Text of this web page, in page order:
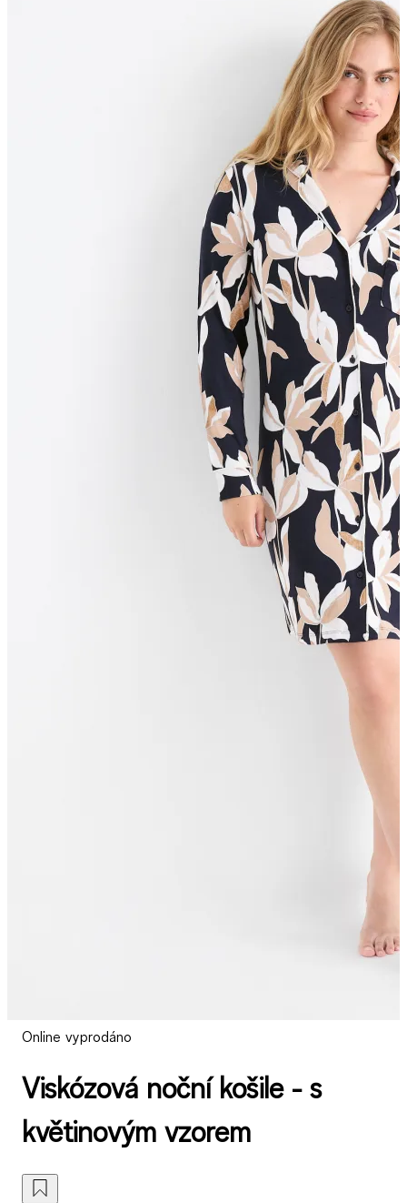
Online vyprodáno
Viskózová noční košile - s
květinovým vzorem